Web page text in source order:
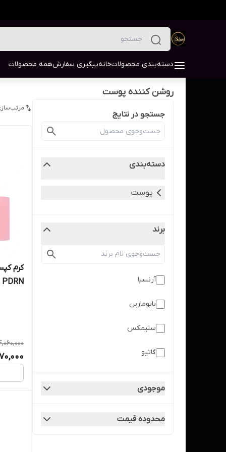
دسته‌بندی محصولاتخانهپیگیری سفارشهمه محصولات
روشن کننده پوست
جستجو در نتایج
دسته‌بندی
پوست
برند
آرنسیا
بایومارین
سلیمکس
گاتیو
موجودی
محدوده قیمت